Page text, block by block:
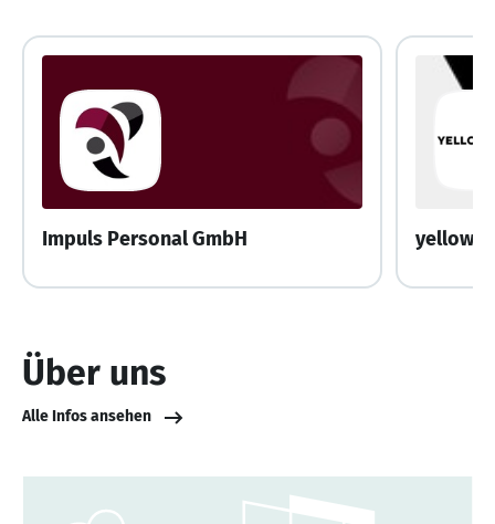
Impuls Personal GmbH
Über uns
Alle Infos ansehen